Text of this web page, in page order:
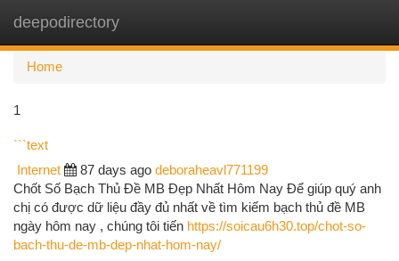
deepodirectory
Home
1
```text
Internet 87 days ago deboraheavl771199
Chốt Số Bạch Thủ Đề MB Đẹp Nhất Hôm Nay Để giúp quý anh
chị có được dữ liệu đầy đủ nhất về tìm kiếm bạch thủ đề MB
ngày hôm nay , chúng tôi tiến https://soicau6h30.top/chot-so-
bach-thu-de-mb-dep-nhat-hom-nay/